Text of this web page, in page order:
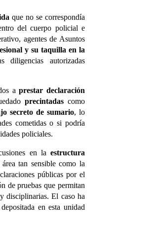
que no se correspondía
del cuerpo policial e
agentes de Asuntos
y su taquilla en la
autorizadas
aprestar declaración
precintadascomo
secreto de sumario, lo
cometidas o si podría
policiales.
en la estructura
tan sensible como la
públicas por el
de pruebas que permitan
disciplinarias. El caso ha
en esta unidad